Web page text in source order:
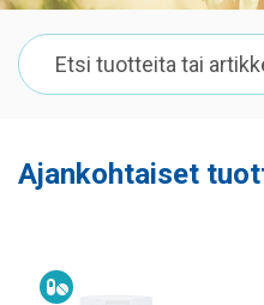
Ajankohtaiset